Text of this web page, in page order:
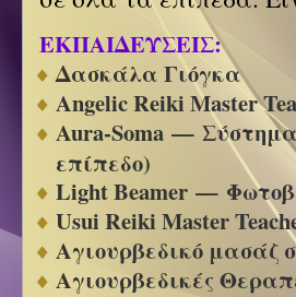
ΕΚΠΑΙΔΕΥΣΕΙΣ:
Δασκάλα Γιόγκα
Angelic Reiki Master
Aura-Soma —
επίπεδο)
Light Beamer —
Usui Reiki Master
Αγιουρβεδικό μασάζ
Αγιουρβεδικές